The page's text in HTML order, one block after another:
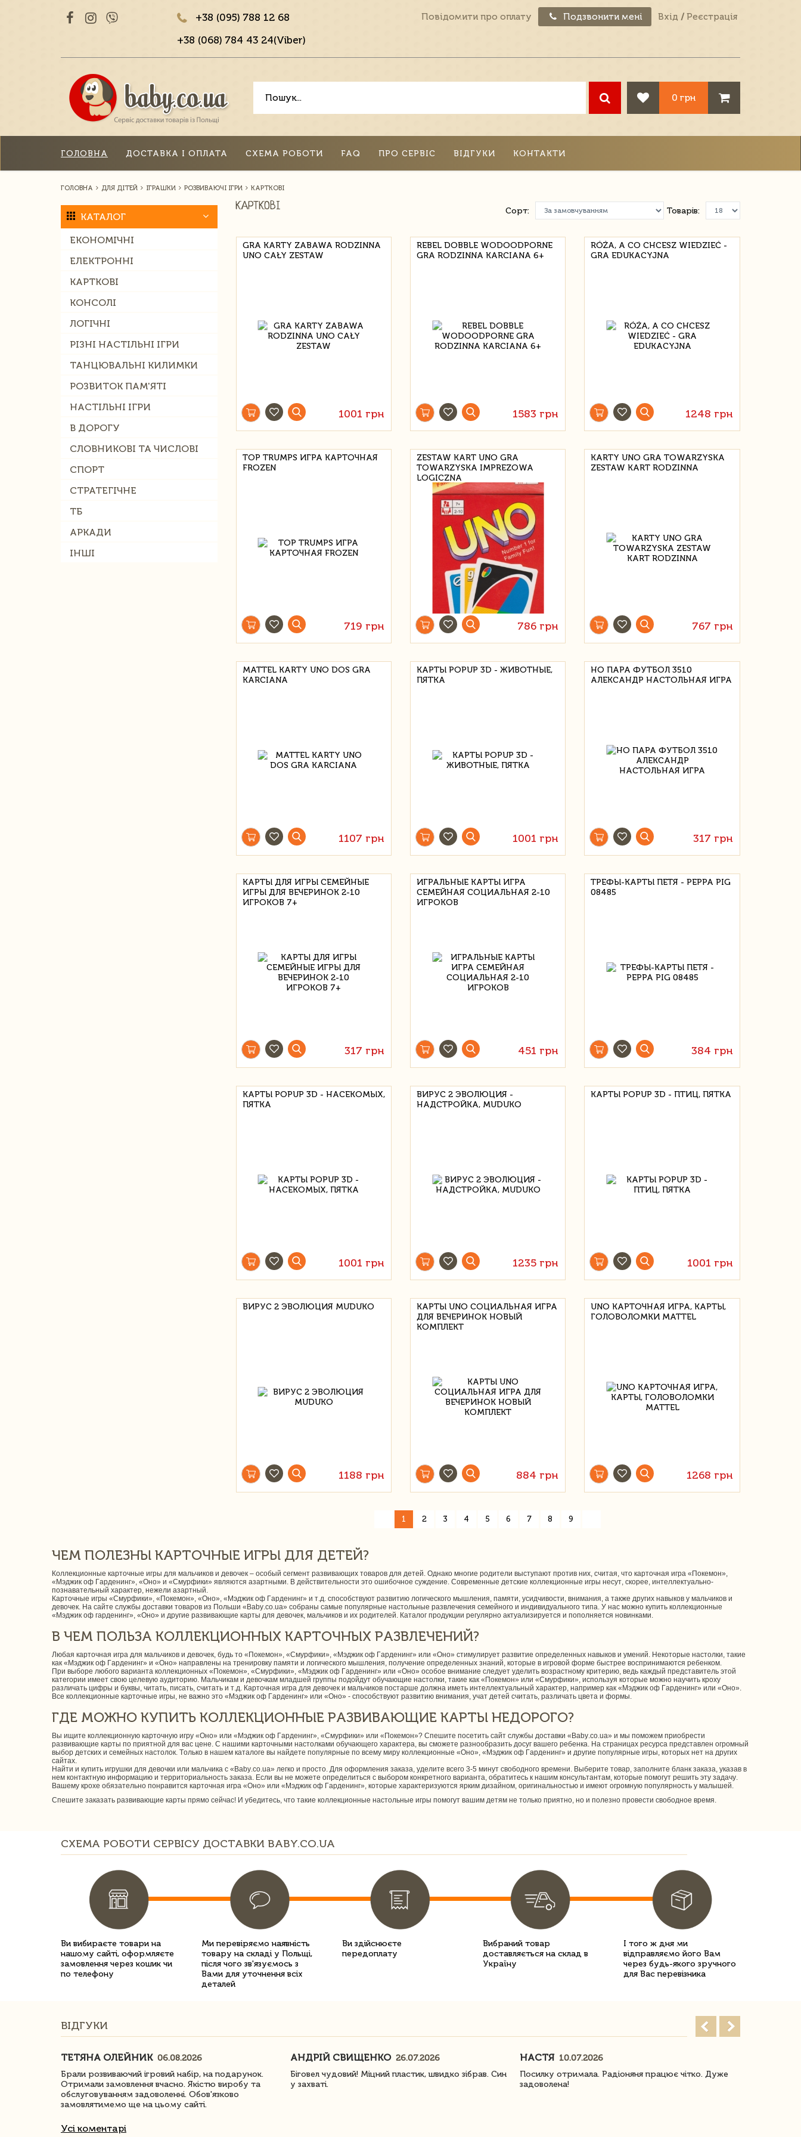
+38 (095) 788 12 68
+38 (068) 784 43 24(Viber)
Повідомити про оплату Подзвонити мені Вхід / Реєстрація
0 грн
ГОЛОВНА ДОСТАВКА І ОПЛАТА СХЕМА РОБОТИ FAQ ПРО СЕРВІС ВІДГУКИ КОНТАКТИ
ГОЛОВНА ДЛЯ ДІТЕЙ ІГРАШКИ РОЗВИВАЮЧІ ІГРИ КАРТКОВІ
КАТАЛОГ
ЕКОНОМІЧНІ
ЕЛЕКТРОННІ
КАРТКОВІ
КОНСОЛІ
ЛОГІЧНІ
РІЗНІ НАСТІЛЬНІ ІГРИ
ТАНЦЮВАЛЬНІ КИЛИМКИ
РОЗВИТОК ПАМ'ЯТІ
НАСТІЛЬНІ ІГРИ
В ДОРОГУ
СЛОВНИКОВІ ТА ЧИСЛОВІ
СПОРТ
СТРАТЕГІЧНЕ
ТБ
АРКАДИ
ІНШІ
КАРТКОВІ Товарів:
Сорт:
GRA KARTY ZABAWA RODZINNA
UNO CAŁY ZESTAW
1001 грн
REBEL DOBBLE WODOODPORNE
GRA RODZINNA KARCIANA 6+
1583 грн
RÓŻA, A CO CHCESZ WIEDZIEĆ -
GRA EDUKACYJNA
1248 грн
TOP TRUMPS ИГРА КАРТОЧНАЯ
FROZEN
719 грн
ZESTAW KART UNO GRA
TOWARZYSKA IMPREZOWA
LOGICZNA
786 грн
KARTY UNO GRA TOWARZYSKA
ZESTAW KART RODZINNA
767 грн
MATTEL KARTY UNO DOS GRA
KARCIANA
1107 грн
КАРТЫ POPUP 3D - ЖИВОТНЫЕ,
ПЯТКА
1001 грн
НО ПАРА ФУТБОЛ 3510
АЛЕКСАНДР НАСТОЛЬНАЯ ИГРА
317 грн
КАРТЫ ДЛЯ ИГРЫ СЕМЕЙНЫЕ
ИГРЫ ДЛЯ ВЕЧЕРИНОК 2-10
ИГРОКОВ 7+
317 грн
ИГРАЛЬНЫЕ КАРТЫ ИГРА
СЕМЕЙНАЯ СОЦИАЛЬНАЯ 2-10
ИГРОКОВ
451 грн
ТРЕФЫ-КАРТЫ ПЕТЯ - PEPPA PIG
08485
384 грн
КАРТЫ POPUP 3D - НАСЕКОМЫХ,
ПЯТКА
1001 грн
ВИРУС 2 ЭВОЛЮЦИЯ -
НАДСТРОЙКА, MUDUKO
1235 грн
КАРТЫ POPUP 3D - ПТИЦ, ПЯТКА
1001 грн
ВИРУС 2 ЭВОЛЮЦИЯ MUDUKO
1188 грн
КАРТЫ UNO СОЦИАЛЬНАЯ ИГРА
ДЛЯ ВЕЧЕРИНОК НОВЫЙ
КОМПЛЕКТ
884 грн
UNO КАРТОЧНАЯ ИГРА, КАРТЫ,
ГОЛОВОЛОМКИ MATTEL
1268 грн
1 2 3 4 5 6 7 8 9
ЧЕМ ПОЛЕЗНЫ КАРТОЧНЫЕ ИГРЫ ДЛЯ ДЕТЕЙ?
Коллекционные карточные игры для мальчиков и девочек – особый сегмент развивающих товаров для детей. Однако многие родители выступают против них, считая, что карточная игра «Покемон»,
«Мэджик оф Гарденинг», «Оно» и «Смурфики» являются азартными. В действительности это ошибочное суждение. Современные детские коллекционные игры несут, скорее, интеллектуально-
познавательный характер, нежели азартный.
Карточные игры «Смурфики», «Покемон», «Оно», «Мэджик оф Гарденинг» и т.д. способствуют развитию логического мышления, памяти, усидчивости, внимания, а также других навыков у мальчиков и
девочек. На сайте службы доставки товаров из Польши «Baby.co.ua» собраны самые популярные настольные развлечения семейного и индивидуального типа. У нас можно купить коллекционные
«Мэджик оф гарденинг», «Оно» и другие развивающие карты для девочек, мальчиков и их родителей. Каталог продукции регулярно актуализируется и пополняется новинками.
В ЧЕМ ПОЛЬЗА КОЛЛЕКЦИОННЫХ КАРТОЧНЫХ РАЗВЛЕЧЕНИЙ?
Любая карточная игра для мальчиков и девочек, будь то «Покемон», «Смурфики», «Мэджик оф Гарденинг» или «Оно» стимулирует развитие определенных навыков и умений. Некоторые настолки, такие
как «Мэджик оф Гарденинг» и «Оно» направлены на тренировку памяти и логического мышления, получение определенных знаний, которые в игровой форме быстрее воспринимаются ребенком.
При выборе любого варианта коллекционных «Покемон», «Смурфики», «Мэджик оф Гарденинг» или «Оно» особое внимание следует уделить возрастному критерию, ведь каждый представитель этой
категории имеет свою целевую аудиторию. Мальчикам и девочкам младшей группы подойдут обучающие настолки, такие как «Покемон» или «Смурфики», используя которые можно научить кроху
различать цифры и буквы, читать, писать, считать и т.д. Карточная игра для девочек и мальчиков постарше должна иметь интеллектуальный характер, например как «Мэджик оф Гарденинг» или «Оно».
Все коллекционные карточные игры, не важно это «Мэджик оф Гарденинг» или «Оно» - способствуют развитию внимания, учат детей считать, различать цвета и формы.
ГДЕ МОЖНО КУПИТЬ КОЛЛЕКЦИОННЫЕ РАЗВИВАЮЩИЕ КАРТЫ НЕДОРОГО?
Вы ищите коллекционную карточную игру «Оно» или «Мэджик оф Гарденинг», «Смурфики» или «Покемон»? Спешите посетить сайт службы доставки «Baby.co.ua» и мы поможем приобрести
развивающие карты по приятной для вас цене. С нашими карточными настолками обучающего характера, вы сможете разнообразить досуг вашего ребенка. На страницах ресурса представлен огромный
выбор детских и семейных настолок. Только в нашем каталоге вы найдете популярные по всему миру коллекционные «Оно», «Мэджик оф Гарденинг» и другие популярные игры, которых нет на других
сайтах.
Найти и купить игрушки для девочки или мальчика с «Baby.co.ua» легко и просто. Для оформления заказа, уделите всего 3-5 минут свободного времени. Выберите товар, заполните бланк заказа, указав в
нем контактную информацию и территориальность заказа. Если вы не можете определиться с выбором конкретного варианта, обратитесь к нашим консультантам, которые помогут решить эту задачу.
Вашему крохе обязательно понравится карточная игра «Оно» или «Мэджик оф Гарденинг», которые характеризуются ярким дизайном, оригинальностью и имеют огромную популярность у малышей.
Спешите заказать развивающие карты прямо сейчас! И убедитесь, что такие коллекционные настольные игры помогут вашим детям не только приятно, но и полезно провести свободное время.
СХЕМА РОБОТИ СЕРВІСУ ДОСТАВКИ BABY.CO.UA
Ви вибираєте товари на
нашому сайті, оформляєте
замовлення через кошик чи
по телефону
Ми перевіряємо наявність
товару на складі у Польщі,
після чого зв'язуємось з
Вами для уточнення всіх
деталей
Ви здійснюєте
передоплату
Вибраний товар
доставляється на склад в
Україну
І того ж дня ми
відправляємо його Вам
через будь-якого зручного
для Вас перевізника
ВІДГУКИ
ТЕТЯНА ОЛЕЙНИК 06.08.2026
Брали розвиваючий ігровий набір, на подарунок.
Отримали замовлення вчасно. Якістю виробу та
обслуговуванням задоволенні. Обов'язково
замовлятимемо ще на цьому сайті.
АНДРІЙ СВИЩЕНКО 26.07.2026
Біговел чудовий! Міцний пластик, швидко зібрав. Син
у захваті.
НАСТЯ 10.07.2026
Посилку отримала. Радіоняня працює чітко. Дуже
задоволена!
Усі коментарі